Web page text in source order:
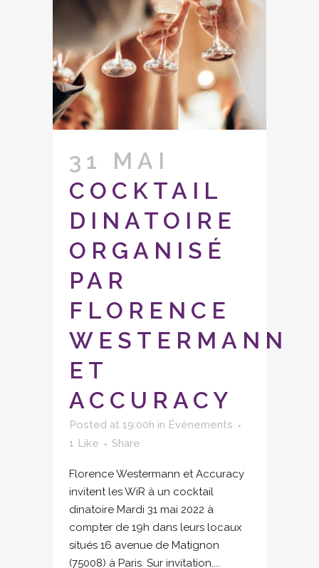
31 MAI
COCKTAIL
DINATOIRE
ORGANISÉ
PAR
FLORENCE
WESTERMANN
ET
ACCURACY
Posted at 19:00h in Événements
1 Like Share
Florence Westermann et Accuracy
invitent les WiR à un cocktail
dinatoire Mardi 31 mai 2022 à
compter de 19h dans leurs locaux
situés 16 avenue de Matignon
(75008) à Paris. Sur invitation....